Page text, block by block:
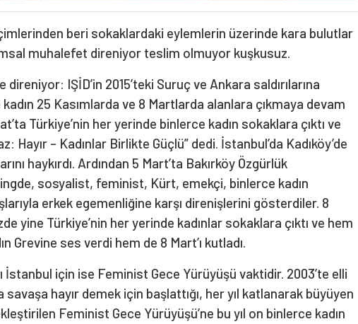
beri sokaklardaki eylemlerin üzerinde kara bulutlar
muhalefet direniyor teslim olmuyor kuşkusuz.
direniyor: IŞİD’in 2015’teki Suruç ve Ankara saldırılarına
25 Kasımlarda ve 8 Martlarda alanlara çıkmaya devam
Türkiye’nin her yerinde binlerce kadın sokaklara çıktı ve
Hayır – Kadınlar Birlikte Güçlü” dedi. İstanbul’da Kadıköy’de
haykırdı. Ardından 5 Mart’ta Bakırköy Özgürlük
sosyalist, feminist, Kürt, emekçi, binlerce kadın
erkek egemenliğine karşı direnişlerini gösterdiler. 8
yine Türkiye’nin her yerinde kadınlar sokaklara çıktı ve hem
Grevine ses verdi hem de 8 Mart’ı kutladı.
İstanbul için ise Feminist Gece Yürüyüşü vaktidir. 2003’te elli
hayır demek için başlattığı, her yıl katlanarak büyüyen
Feminist Gece Yürüyüşü’ne bu yıl on binlerce kadın